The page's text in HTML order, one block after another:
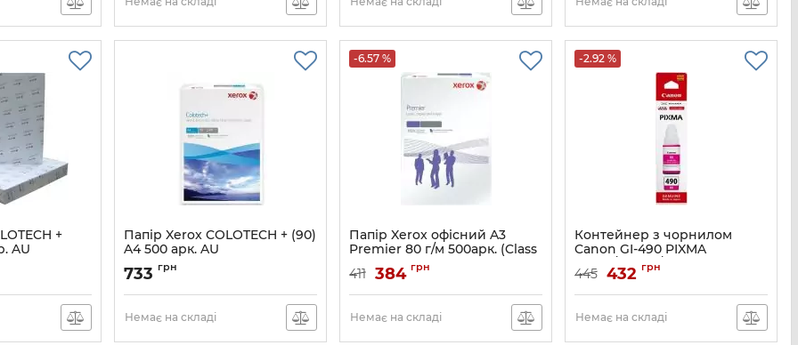
Артикул: 1VV21AE
+
AU
Папір Xerox COLOTECH + (90)
A4 500 арк. AU
Артикул: 003R98837
733 грн
Немає на складі
-6.57 %
Папір Xerox офісний A3
Premier 80 г/м 500арк. (Class
Артикул: 003R91721
411 384 грн
Немає на складі
-2.92 %
Контейнер з чорнилом
Canon GI-490 PIXMA
G1400/G2400/G3400 Magenta
70ml
Артикул: 0665C001
445 432 грн
Немає на складі